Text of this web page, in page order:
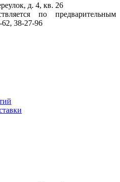
д. 4, кв. 26
по предварительным
62, 38-27-96